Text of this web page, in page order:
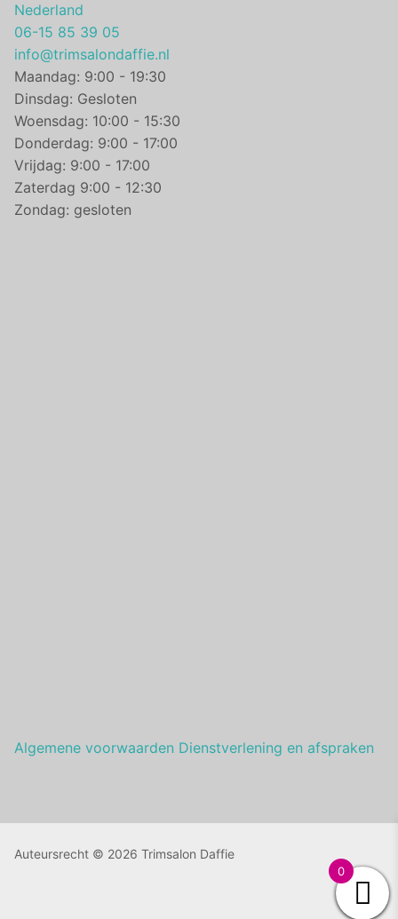
Nederland
06-15 85 39 05
info@trimsalondaffie.nl
Maandag: 9:00 - 19:30
Dinsdag: Gesloten
Woensdag: 10:00 - 15:30
Donderdag: 9:00 - 17:00
Vrijdag: 9:00 - 17:00
Zaterdag 9:00 - 12:30
Zondag: gesloten
Algemene voorwaarden Dienstverlening en afspraken
Auteursrecht © 2026 Trimsalon Daffie
0